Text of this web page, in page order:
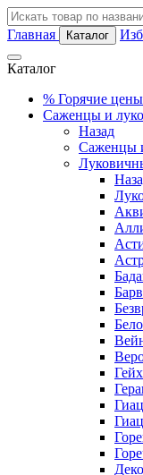
Главная Каталог
Каталог
% Горячие цены
Саженцы и
Назад
Саженцы